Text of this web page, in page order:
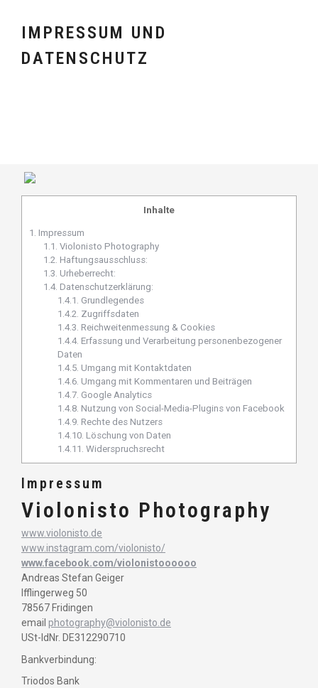
IMPRESSUM UND
DATENSCHUTZ
Inhalte
1. Impressum
1.1. Violonisto Photography
1.2. Haftungsausschluss:
1.3. Urheberrecht:
1.4. Datenschutzerklärung:
1.4.1. Grundlegendes
1.4.2. Zugriffsdaten
1.4.3. Reichweitenmessung & Cookies
1.4.4. Erfassung und Verarbeitung personenbezogener
Daten
1.4.5. Umgang mit Kontaktdaten
1.4.6. Umgang mit Kommentaren und Beiträgen
1.4.7. Google Analytics
1.4.8. Nutzung von Social-Media-Plugins von Facebook
1.4.9. Rechte des Nutzers
1.4.10. Löschung von Daten
1.4.11. Widerspruchsrecht
Impressum
Violonisto Photography
www.violonisto.de
www.instagram.com/violonisto/
www.facebook.com/violonistoooooo
Andreas Stefan Geiger
Ifflingerweg 50
78567 Fridingen
email photography@violonisto.de
USt-IdNr. DE312290710
Bankverbindung:
Triodos Bank